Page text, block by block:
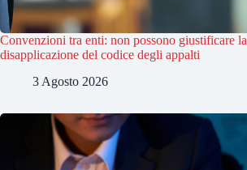
Convenzioni tra enti: non possono giustificare la
disapplicazione del codice degli appalti
3 Agosto 2026